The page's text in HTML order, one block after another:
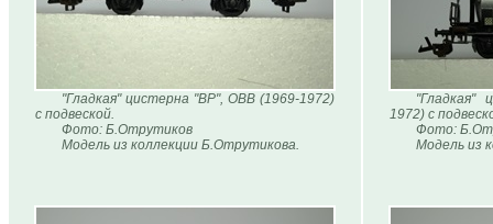
"Гладкая" цистерна "ВР", ОВВ (1969-1972)
с подвеской.
Фото: Б.Отрутиков
Модель из коллекции Б.Отрутикова.
"Гладкая"
1972) с
Фото:
Модель из